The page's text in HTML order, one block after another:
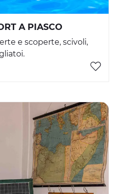
A PIASCO
e scoperte, scivoli,